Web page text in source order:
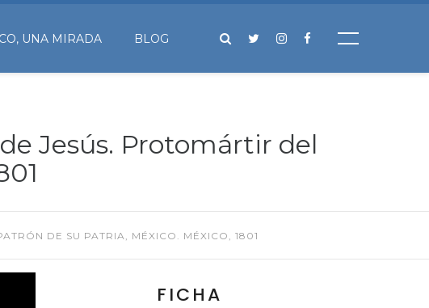
UNA MIRADA BLOG
Jesús. Protomártir del
DE SU PATRIA, MÉXICO. MÉXICO, 1801
FICHA